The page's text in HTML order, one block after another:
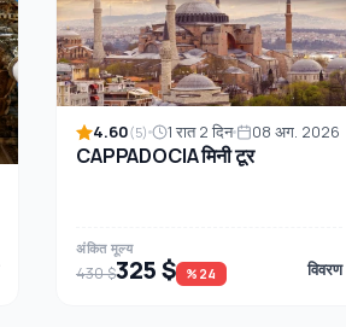
4.60(5) 1 रात 2 दिन 08 अग. 2026
CAPPADOCIA मिनी टूर
अंकित मूल्य
430 $325 $ %24 विवरण